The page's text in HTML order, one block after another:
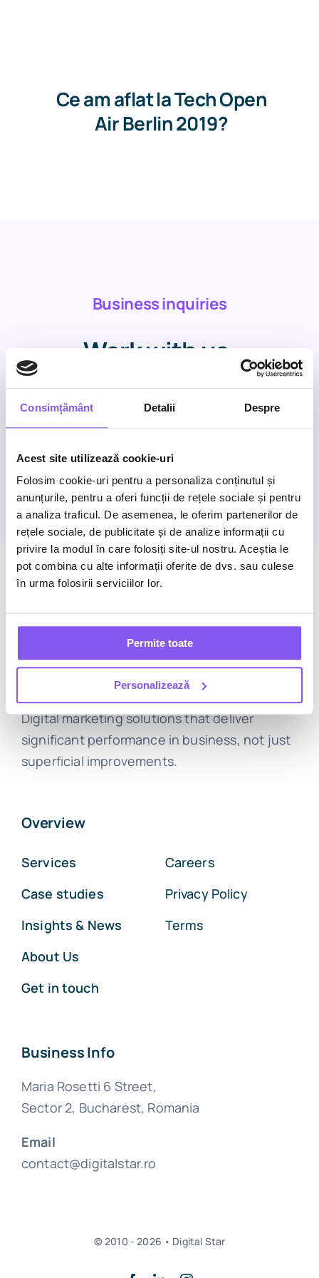
Consimțământ Detalii Despre
Acest site utilizează cookie-uri
Folosim cookie-uri pentru a personaliza conținutul și
anunțurile, pentru a oferi funcții de rețele sociale și pentru
a analiza traficul. De asemenea, le oferim partenerilor de
rețele sociale, de publicitate și de analize informații cu
privire la modul în care folosiți site-ul nostru. Aceștia le
pot combina cu alte informații oferite de dvs. sau culese
în urma folosirii serviciilor lor.
Permite toate
Personalizează
Ce am aflat la Tech Open
Air Berlin 2019?
Business inquiries
Work with us
What’s next for your brand?
We’re here to help you achieve it.
Digital marketing solutions that deliver
significant performance in business, not just
superficial improvements.
Overview
Services
Case studies
Insights & News
About Us
Get in touch
Careers
Privacy Policy
Terms
Business Info
Maria Rosetti 6 Street,
Sector 2, Bucharest, Romania
Email
contact@digitalstar.ro
© 2010 - 2026 • Digital Star